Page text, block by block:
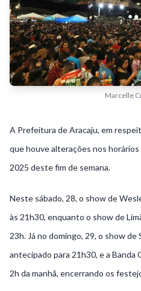
Marcelle
A Prefeitura de Aracaju, em
que houve alterações nos horários
2025 deste fim de semana.
Neste sábado, 28, o show de
às 21h30, enquanto o show de
23h. Já no domingo, 29, o show de
antecipado para 21h30, e a Banda
2h da manhã, encerrando os